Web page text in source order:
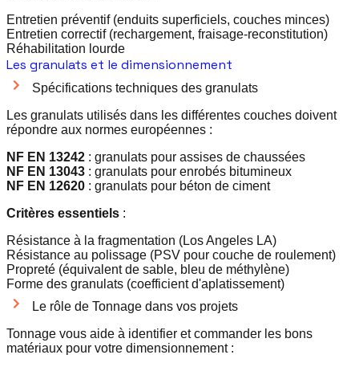
Entretien préventif (enduits superficiels, couches minces)
Entretien correctif (rechargement, fraisage-reconstitution)
Réhabilitation lourde
Les granulats et le dimensionnement
Spécifications techniques des granulats
Les granulats utilisés dans les différentes couches doivent
répondre aux normes européennes :
NF EN 13242 : granulats pour assises de chaussées
NF EN 13043 : granulats pour enrobés bitumineux
NF EN 12620 : granulats pour béton de ciment
Critères essentiels :
Résistance à la fragmentation (Los Angeles LA)
Résistance au polissage (PSV pour couche de roulement)
Propreté (équivalent de sable, bleu de méthylène)
Forme des granulats (coefficient d'aplatissement)
Le rôle de Tonnage dans vos projets
Tonnage vous aide à identifier et commander les bons
matériaux pour votre dimensionnement :